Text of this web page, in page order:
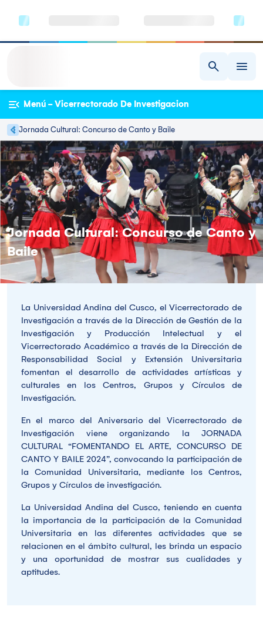
Menú - Vicerrectorado De Investigacion
Jornada Cultural: Concurso de Canto y Baile
Jornada Cultural: Concurso de Canto y
Baile
La Universidad Andina del Cusco, el Vicerrectorado de
Investigación a través de la Dirección de Gestión de la
Investigación y Producción Intelectual y el
Vicerrectorado Académico a través de la Dirección de
Responsabilidad Social y Extensión Universitaria
fomentan el desarrollo de actividades artísticas y
culturales en los Centros, Grupos y Círculos de
Investigación.
En el marco del Aniversario del Vicerrectorado de
Investigación viene organizando la JORNADA
CULTURAL “FOMENTANDO EL ARTE, CONCURSO DE
CANTO Y BAILE 2024”, convocando la participación de
la Comunidad Universitaria, mediante los Centros,
Grupos y Círculos de investigación.
La Universidad Andina del Cusco, teniendo en cuenta
la importancia de la participación de la Comunidad
Universitaria en las diferentes actividades que se
relacionen en el ámbito cultural, les brinda un espacio
y una oportunidad de mostrar sus cualidades y
aptitudes.